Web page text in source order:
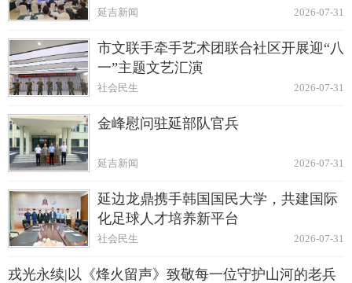
2026-07-31
延吉新闻
市文联手牵手艺术团联合社区开展迎“八
一”主题文艺汇演
2026-07-31
社会民生
金峰慰问驻延部队官兵
2026-07-31
延吉新闻
延边龙鼎携手韩国国民大学，共建国际
化足球人才培养新平台
2026-07-31
社会民生
戎光永续|以《烽火留声》致敬每一位守护山河的老兵